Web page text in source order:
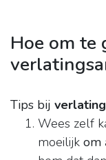
Hoe om te
Tips bij
Wees zelf
moeilijk om